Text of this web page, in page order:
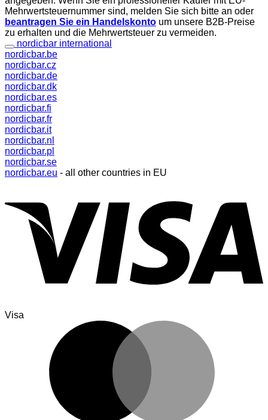
Mehrwertsteuernummer sind, melden Sie sich bitte an oder
beantragen Sie ein Handelskonto um unsere B2B-Preise
zu erhalten und die Mehrwertsteuer zu vermeiden.
nordicbar international
nordicbar.be
nordicbar.cz
nordicbar.de
nordicbar.dk
nordicbar.es
nordicbar.fi
nordicbar.fr
nordicbar.it
nordicbar.nl
nordicbar.pl
nordicbar.se
nordicbar.eu - all other countries in EU
Visa